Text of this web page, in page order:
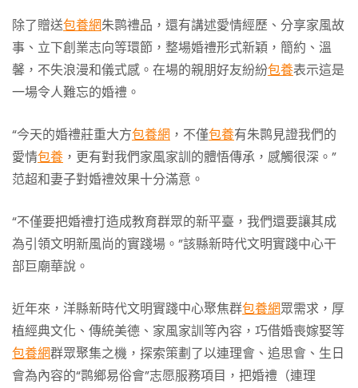
除了贈送包養網朱鹮禮品，還有講述愛情經歷、分享家風故
事、立下創業志向等環節，整場婚禮形式新穎，簡約、溫
馨，不失浪漫和儀式感。在場的親朋好友紛紛包養表示這是
一場令人難忘的婚禮。
“今天的婚禮莊重大方包養網 ，不僅包養有朱鹮見證我們的
愛情包養 ，更有對我們家風家訓的體悟傳承，感觸很深。”
范超和妻子對婚禮效果十分滿意。
“不僅要把婚禮打造成教育群眾的新平臺，我們還要讓其成
為引領文明新風尚的實踐場。”該縣新時代文明實踐中心干
部巨廟華說。
近年來，洋縣新時代文明實踐中心聚焦群包養網眾需求，厚
植經典文化、傳統美德、家風家訓等內容，巧借婚喪嫁娶等
包養網群眾聚集之機，探索策劃了以連理會、追思會、生日
會為內容的“鹮鄉易俗會”志愿服務項目，把婚禮（連理